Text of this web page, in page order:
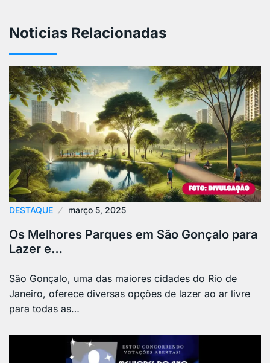
Noticias Relacionadas
DESTAQUE março 5, 2025
Os Melhores Parques em São Gonçalo para
Lazer e…
São Gonçalo, uma das maiores cidades do Rio de
Janeiro, oferece diversas opções de lazer ao ar livre
para todas as…